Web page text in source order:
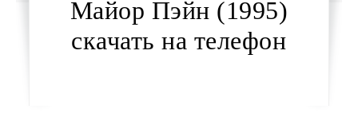
Майор Пэйн (1995)
скачать на телефон